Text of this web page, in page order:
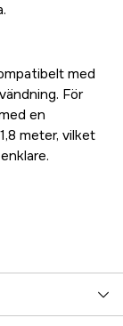
med
För
en
meter, vilket